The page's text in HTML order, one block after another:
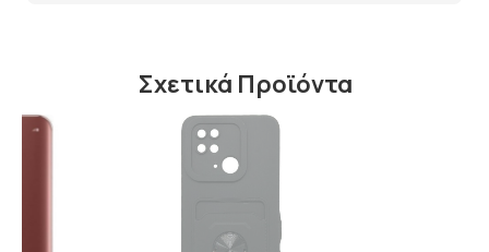
Σχετικά Προϊόντα